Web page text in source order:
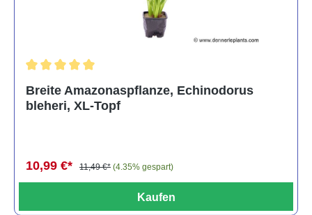
Breite Amazonaspflanze, Echinodorus
bleheri, XL-Topf
10,99 €* 11,49 €* (4.35% gespart)
Kaufen